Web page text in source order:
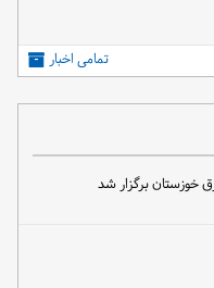
تمامی اخبار
خوزستان برگزار شد